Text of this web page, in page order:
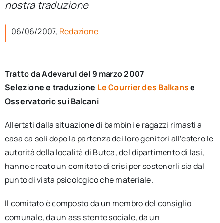
Newsletter
Ita
nostra traduzione
06/06/2007, Redazione
Tratto da Adevarul del 9 marzo 2007
Selezione e traduzione Le Courrier des Balkanse
Osservatorio sui Balcani
Allertati dalla situazione di bambini e ragazzi rimasti a
casa da soli dopo la partenza dei loro genitori all’estero le
autorità della località di Butea, del dipartimento di Iasi,
hanno creato un comitato di crisi per sostenerli sia dal
punto di vista psicologico che materiale.
Il comitato è composto da un membro del consiglio
comunale, da un assistente sociale, da un